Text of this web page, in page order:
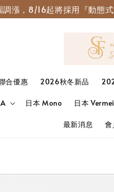
漲，8/16起將採用『動態
合優惠 2026秋冬新品
日本 Mono 日本
最新消息 會